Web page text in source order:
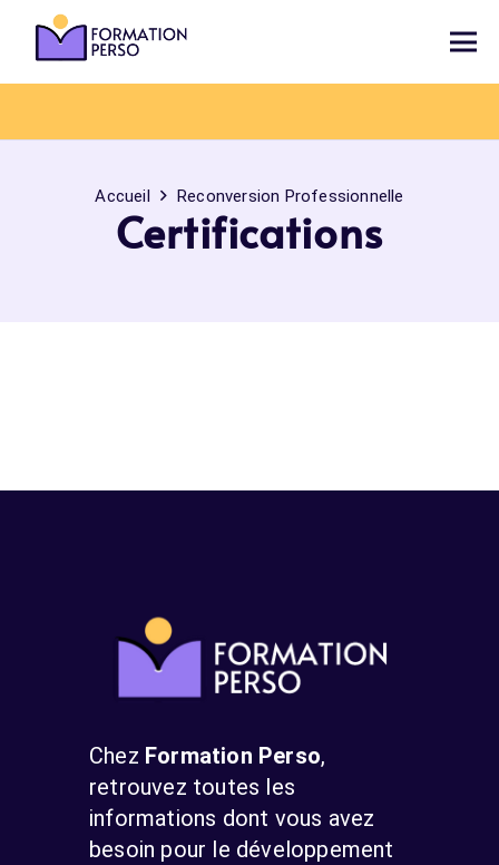
Accueil Reconversion Professionnelle
Certifications
Chez Formation Perso,
retrouvez toutes les
informations dont vous avez
besoin pour le développement